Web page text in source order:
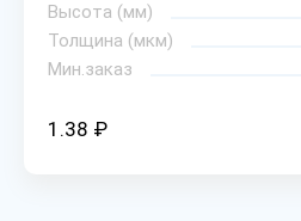
Высота (мм)
Толщина (мкм)
Мин.заказ
1.38 ₽